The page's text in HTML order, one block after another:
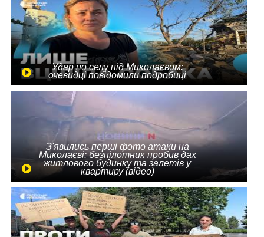
Удар по селу під Миколаєвом:
очевидці повідомили подробиці
З'явились перші фото атаки на
Миколаєві: безпілотник пробив дах
житлового будинку та залетів у
квартиру (відео)